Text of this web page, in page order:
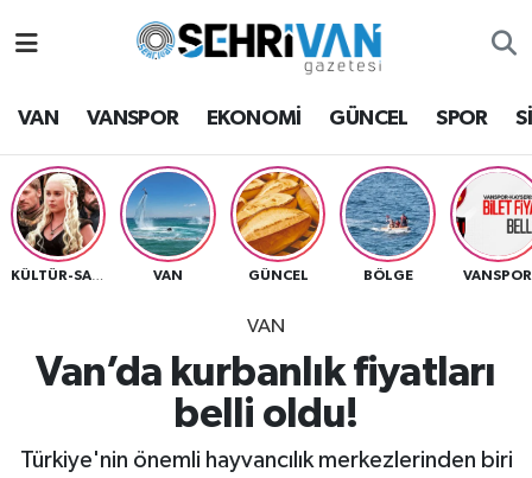
VAN VANSPOR EKONOMİ GÜNCEL SPOR
KÜLTÜR-SANAT VAN GÜNCEL BÖLGE VANSPOR
VAN
Van’da kurbanlık fiyatları
belli oldu!
Türkiye'nin önemli hayvancılık merkezlerinden biri
Van Hava Durumu
VAN Namaz Vakitleri
Van Trafik Yoğunluk Haritası
Süper Lig Puan Durumu ve Fikstür
Tüm Manşetler
Son Dakika Haberleri